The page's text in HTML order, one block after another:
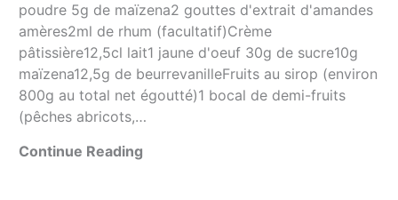
poudre 5g de maïzena2 gouttes d'extrait d'amandes
amères2ml de rhum (facultatif)Crème
pâtissière12,5cl lait1 jaune d'oeuf 30g de sucre10g
maïzena12,5g de beurrevanilleFruits au sirop (environ
800g au total net égoutté)1 bocal de demi-fruits
(pêches abricots,…
Continue Reading